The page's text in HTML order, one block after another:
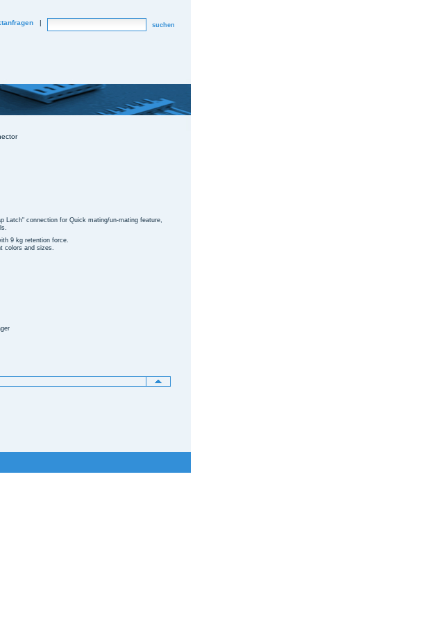
suchen
|
Latch" connection for Quick mating/un-mating feature,
9 kg retention force.
colors and sizes.